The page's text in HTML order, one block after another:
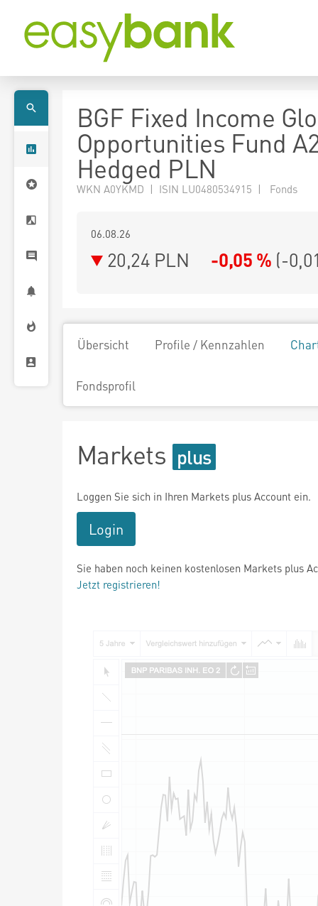
BGF Fixed Income
Opportunities Fund
Hedged PLN
WKN A0YKMD | ISIN LU0480534915 | Fonds
06.08.26
20,24 PLN -0,05 % (-
Übersicht Profile / Kennzahlen
Fondsprofil
Markets
Loggen Sie sich in Ihren Markets plus Account ein.
Login
Sie haben noch keinen kostenlosen Markets plus
Jetzt registrieren!